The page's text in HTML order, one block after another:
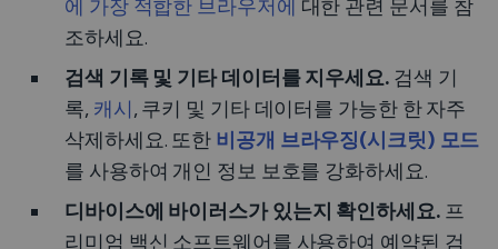
에 가장 적합한 브라우저에 대한 관련 문서를 참
조하세요.
검색 기록 및 기타 데이터를 지우세요. 검색 기
록, 캐시, 쿠키 및 기타 데이터를 가능한 한 자주
삭제하세요. 또한 비공개 브라우징(시크릿) 모드
를 사용하여 개인 정보 보호를 강화하세요.
디바이스에 바이러스가 있는지 확인하세요. 프
리미엄 백신 소프트웨어를 사용하여 예약된 검